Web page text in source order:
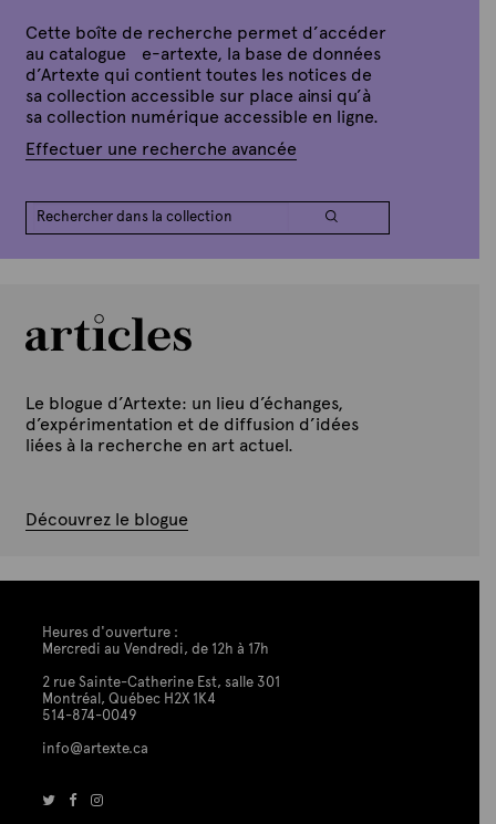
Cette boîte de recherche permet d’accéder
au catalogue e-artexte, la base de données
d’Artexte qui contient toutes les notices de
sa collection accessible sur place ainsi qu’à
sa collection numérique accessible en ligne.
Effectuer une recherche avancée
Le blogue d’Artexte: un lieu d’échanges,
d’expérimentation et de diffusion d’idées
liées à la recherche en art actuel.
Découvrez le blogue
Heures d'ouverture :
Mercredi au Vendredi, de 12h à 17h
2 rue Sainte-Catherine Est, salle 301
Montréal, Québec H2X 1K4
514-874-0049
info@artexte.ca